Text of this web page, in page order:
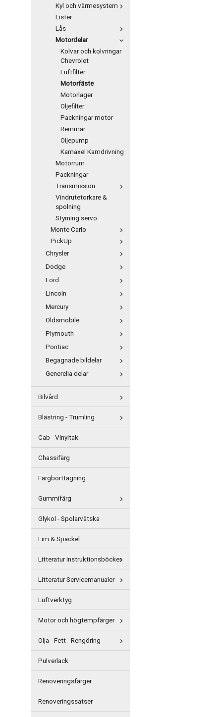
Kyl och värmesystem
Lister
Lås
Motordelar
Kolvar och kolvringar
Chevrolet
Luftfilter
Motorfäste
Motorlager
Oljefilter
Packningar motor
Remmar
Oljepump
Kamaxel Kamdrivning
Motorrum
Packningar
Transmission
Vindrutetorkare &
spolning
Styrning servo
Monte Carlo
PickUp
Chrysler
Dodge
Ford
Lincoln
Mercury
Oldsmobile
Plymouth
Pontiac
Begagnade bildelar
Generella delar
Bilvård
Blästring - Trumling
Cab - Vinyltak
Chassifärg
Färgborttagning
Gummifärg
Glykol - Spolarvätska
Lim & Spackel
Litteratur Instruktionsböcker
Litteratur Servicemanualer
Luftverktyg
Motor och högtempfärger
Olja - Fett - Rengöring
Pulverlack
Renoveringsfärger
Renoveringssatser